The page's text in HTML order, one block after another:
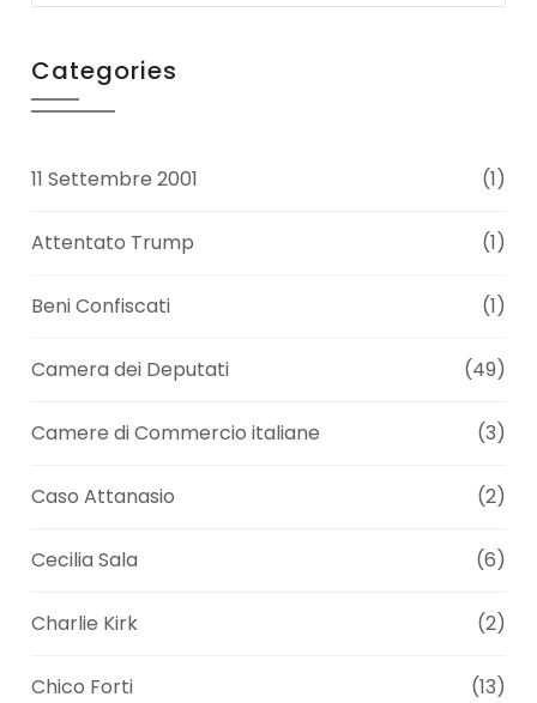
Categories
11 Settembre 2001 (1)
Attentato Trump (1)
Beni Confiscati (1)
Camera dei Deputati (49)
Camere di Commercio italiane (3)
Caso Attanasio (2)
Cecilia Sala (6)
Charlie Kirk (2)
Chico Forti (13)